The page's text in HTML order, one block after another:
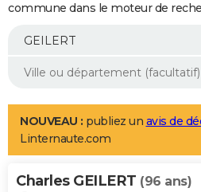
Essais
Réserver un essai
Citadines
Berlines
SUV
Forum auto
+
Mobiles
Meilleur smartphone
Internet
Ordinateurs
Jeux vidéo
Guide high-tech
Aménagement intérieur
LIFESTYLE
Art de vivre
Bien-être
Loisirs
Mode
Modes de vie
Alimentation
Guide de la santé
Maladies
Médicaments
Sommeil
VOYAGE
commune dans le moteur de
NOUVEAU : publiez un avis de
Linternaute.com
Charles GEILERT (96 ans)